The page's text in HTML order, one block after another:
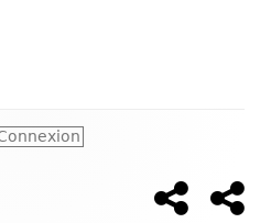
AccueilÀ